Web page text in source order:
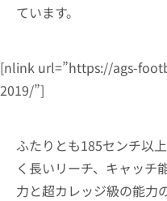
ています。
[nlink url=”https://ags-
2019/”]
ふたりとも185センチ以
く長いリーチ、キャッチ
力と超カレッジ級の能力